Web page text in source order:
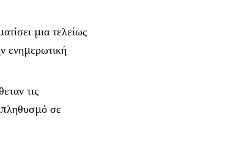
μια τελείως
ενημερωτική
τις
πληθυσμό σε